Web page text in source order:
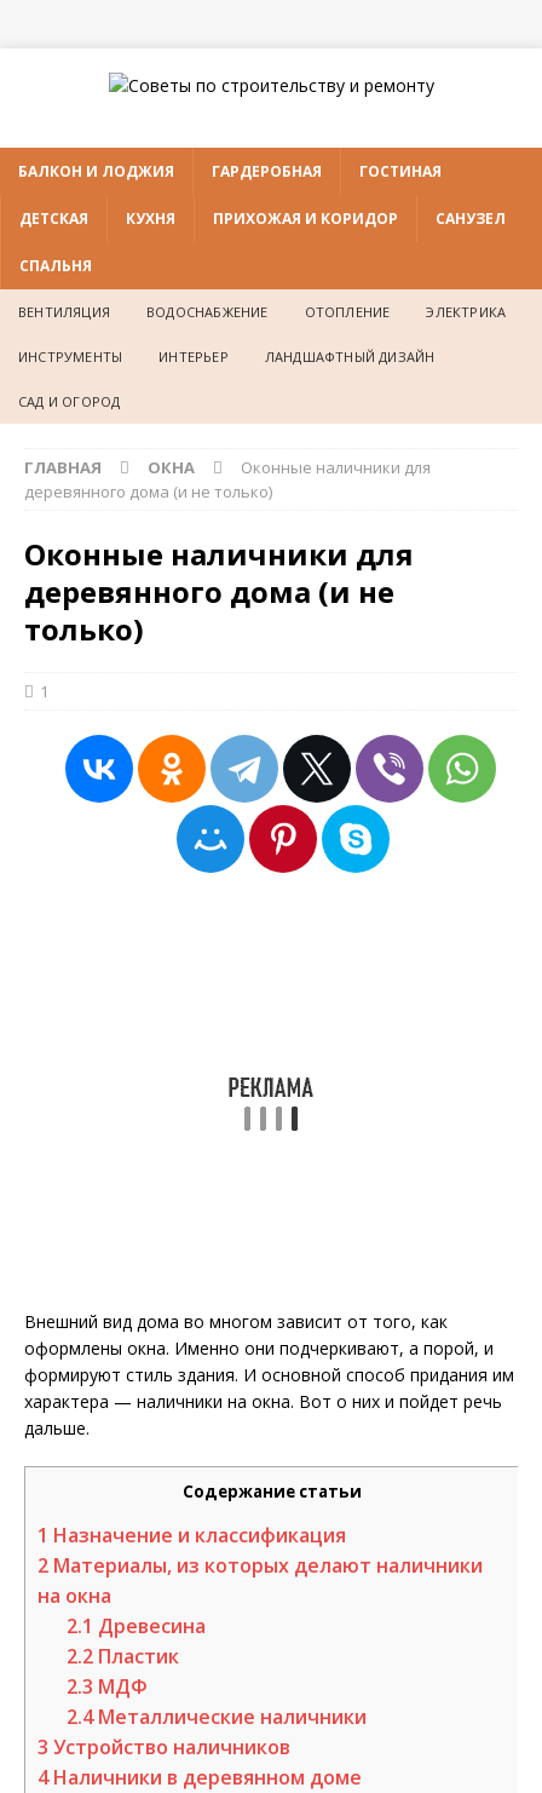
БАЛКОН И ЛОДЖИЯ ГАРДЕРОБНАЯ ГОСТИНАЯ
ДЕТСКАЯ КУХНЯ ПРИХОЖАЯ И КОРИДОР САНУЗЕЛ
СПАЛЬНЯ
ВЕНТИЛЯЦИЯ ВОДОСНАБЖЕНИЕ ОТОПЛЕНИЕ ЭЛЕКТРИКА
ИНСТРУМЕНТЫ ИНТЕРЬЕР ЛАНДШАФТНЫЙ ДИЗАЙН
САД И ОГОРОД
ГЛАВНАЯ ОКНА
Оконные наличники для
деревянного дома (и не только)
Оконные наличники для
деревянного дома (и не
только)
1
Внешний вид дома во многом зависит от того, как
оформлены окна. Именно они подчеркивают, а порой, и
формируют стиль здания. И основной способ придания им
характера — наличники на окна. Вот о них и пойдет речь
дальше.
Содержание статьи
1 Назначение и классификация
2 Материалы, из которых делают наличники
на окна
2.1 Древесина
2.2 Пластик
2.3 МДФ
2.4Металлические наличники
3 Устройство наличников
4Наличники в деревянном доме